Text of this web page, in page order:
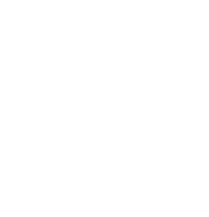
深夜将其击毙